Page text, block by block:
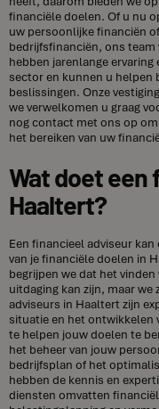
financiële doelen. Of u nu
uw persoonlijke financiën
bedrijfsfinanciën, ons
hebben jarenlange
sector en kunnen u helpen
beslissingen. Onze
we verwelkomen u graag
nog contact met ons op
het bereiken van uw
Wat doet een
Haaltert?
Een financieel adviseur
van je financiële doelen in
begrijpen we dat het
uitdaging kan zijn, maar
adviseurs in Haaltert zijn
situatie en het ontwikkelen
te helpen jouw doelen te
het beheer van jouw
bedrijfsplan of het
hebben de kennis en
diensten omvatten